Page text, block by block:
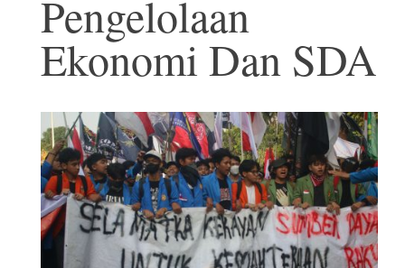
Pengelolaan
Ekonomi Dan SDA